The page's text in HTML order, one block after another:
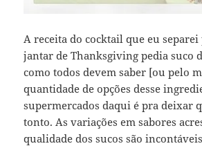
A receita do cocktail que eu
jantar de Thanksgiving pedia suco
como todos devem saber [ou pelo
quantidade de opções desse
supermercados daqui é pra deixar
tonto. As variações em sabores
qualidade dos sucos são